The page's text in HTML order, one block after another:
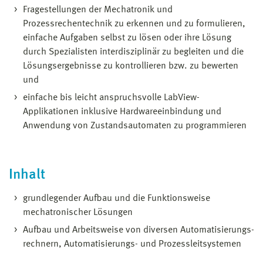
Fragestellungen der Mechatronik und
Prozessrechentechnik zu erkennen und zu formulieren,
einfache Aufgaben selbst zu lösen oder ihre Lösung
durch Spezialisten interdisziplinär zu begleiten und die
Lösungsergebnisse zu kontrollieren bzw. zu bewerten
und
einfache bis leicht anspruchsvolle LabView-
Applikationen inklusive Hardwareeinbindung und
Anwendung von Zustandsautomaten zu programmieren
Inhalt
grundlegender Aufbau und die Funktionsweise
mechatronischer Lösungen
Aufbau und Arbeitsweise von diversen Automatisierungs-
rechnern, Automatisierungs- und Prozessleitsystemen